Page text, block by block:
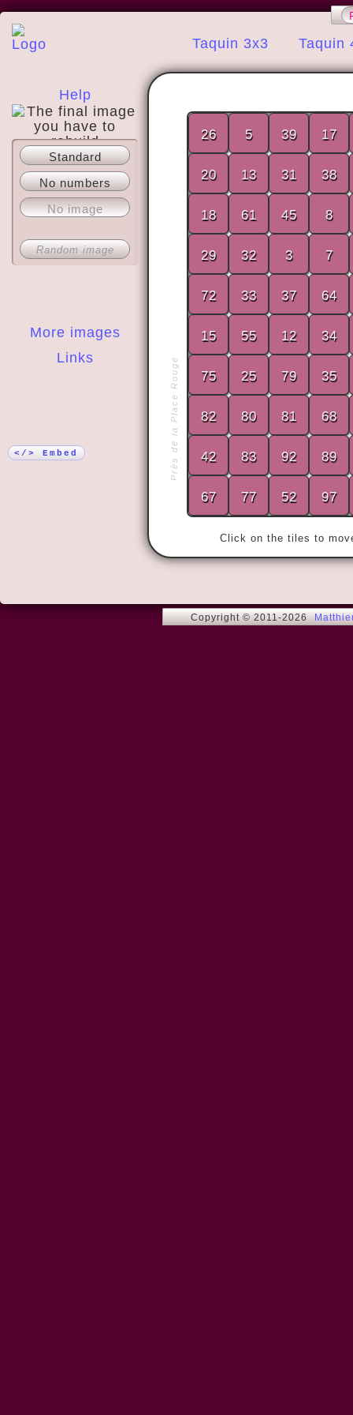
Taquin 3x3 Taquin
Help
About
More images
Links
Standard
No numbers
No image
Random image
</> Embed Près de la Place Rouge
Click on the tiles to
« Je suis
âmes bien
nombre
26 5 39 17
20 13 31 38
18 61 45 8
29 32 3 7
72 33 37 64
15 55 12 34
75 25 79 35
82 80 81 68
42 83 92 89
67 77 52 97
Copyright © 2011-2026